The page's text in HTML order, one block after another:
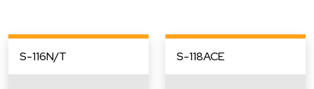
S-116N/T S-118ACE